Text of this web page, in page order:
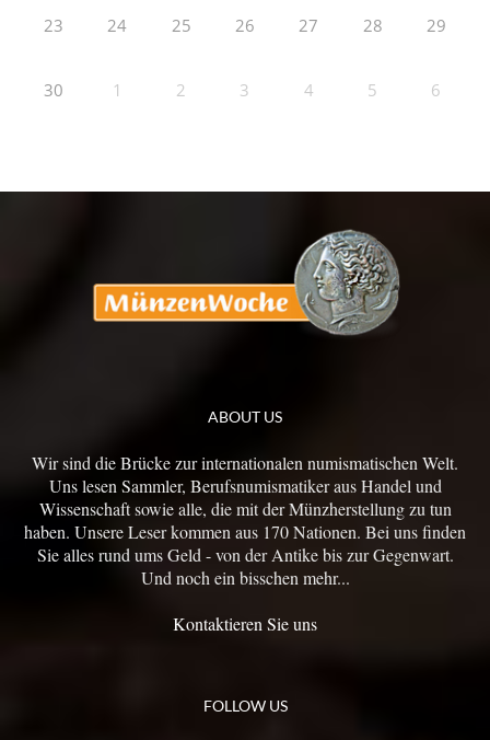
23 24 25 26 27 28 29
30 1 2 3 4 5 6
ABOUT US
Wir sind die Brücke zur internationalen numismatischen Welt.
Uns lesen Sammler, Berufsnumismatiker aus Handel und
Wissenschaft sowie alle, die mit der Münzherstellung zu tun
haben. Unsere Leser kommen aus 170 Nationen. Bei uns finden
Sie alles rund ums Geld - von der Antike bis zur Gegenwart.
Und noch ein bisschen mehr...
Kontaktieren Sie uns
FOLLOW US